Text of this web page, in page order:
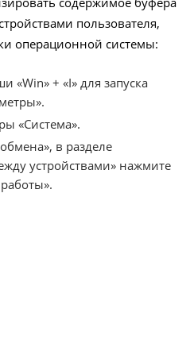
пользователя,
операционной системы:
«Win» + «I» для запуска
«Система».
в разделе
устройствами» нажмите